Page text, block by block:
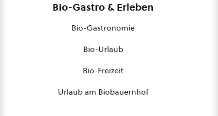
Bio-Gastro & Erleben
Bio-Gastronomie
Bio-Urlaub
Bio-Freizeit
Urlaub am Biobauernhof